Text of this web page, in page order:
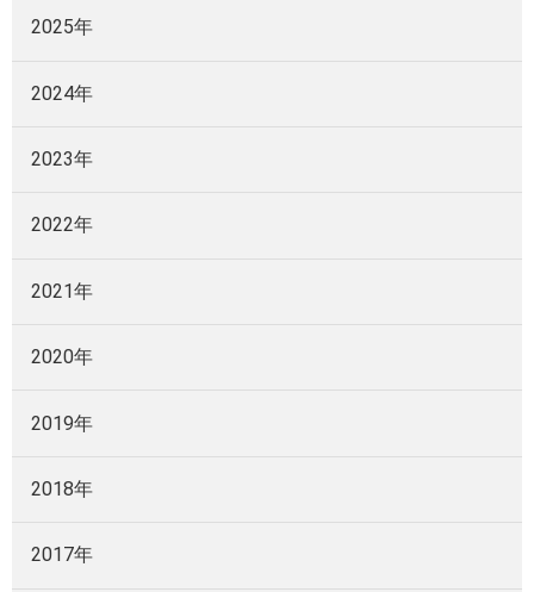
2025年
2024年
2023年
2022年
2021年
2020年
2019年
2018年
2017年